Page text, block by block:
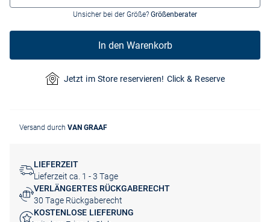
Unsicher bei der Größe? Größenberater
In den Warenkorb
Jetzt im Store reservieren! Click & Reserve
Versand durch VAN GRAAF
LIEFERZEIT
Lieferzeit ca. 1 - 3 Tage
VERLÄNGERTES RÜCKGABERECHT
30 Tage Rückgaberecht
KOSTENLOSE LIEFERUNG